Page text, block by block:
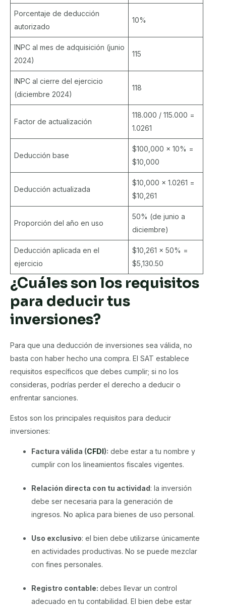
Porcentaje de deducción
autorizado
10%
INPC al mes de adquisición (junio
2024)
115
INPC al cierre del ejercicio
(diciembre 2024)
118
Factor de actualización
118.000 / 115.000 =
1.0261
Deducción base
$100,000 × 10% =
$10,000
Deducción actualizada
$10,000 × 1.0261 =
$10,261
Proporción del año en uso
50% (de junio a
diciembre)
Deducción aplicada en el
ejercicio
$10,261 × 50% =
$5,130.50
¿Cuáles son los requisitos
para deducir tus
inversiones?
Para que una deducción de inversiones sea válida, no
basta con haber hecho una compra. El SAT establece
requisitos específicos que debes cumplir; si no los
consideras, podrías perder el derecho a deducir o
enfrentar sanciones.
Estos son los principales requisitos para deducir
inversiones:
Factura válida (CFDI): debe estar a tu nombre y
cumplir con los lineamientos fiscales vigentes.
Relación directa con tu actividad: la inversión
debe ser necesaria para la generación de
ingresos. No aplica para bienes de uso personal.
Uso exclusivo: el bien debe utilizarse únicamente
en actividades productivas. No se puede mezclar
con fines personales.
Registro contable: debes llevar un control
adecuado en tu contabilidad. El bien debe estar